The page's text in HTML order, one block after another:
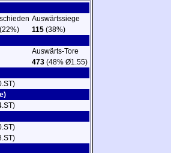
Auswärtssiege
(22%) 115 (38%)
Auswärts-Tore
473 (48% Ø1.55)